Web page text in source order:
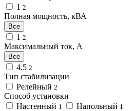
1 2
Полная мощность, кВА
Все
1 2
Максимальный ток, А
Все
4.5 2
Тип стабилизации
Релейный 2
Способ установки
Настенный 1 Напольный 1